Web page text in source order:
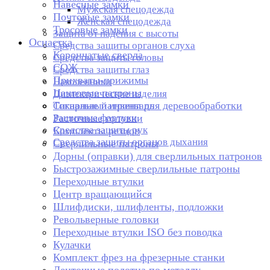
Мужская спецодежда
Женская спецодежда
Защита от падения с высоты
Средства защиты органов слуха
Средства защиты головы
Средства защиты глаз
Наколенники
Диэлектрические изделия
Сигнальный инвентарь
Защитные фартуки
Средства защиты рук
Средства защиты органов дыхания
Навесные замки
Почтовые замки
Тросовые замки
Оснастка
Корончатые сверла
СОЖ
Прихваты-прижимы
Цанговые патроны
Токарные патроны для деревообработки
Расточные головки
Комплекты резцов
Сверлильные патроны
Дорны (оправки) для сверлильных патронов
Быстрозажимные сверлильные патроны
Переходные втулки
Центр вращающийся
Шлифдиски, шлифленты, подложки
Револьверные головки
Переходные втулки ISO без поводка
Кулачки
Комплект фрез на фрезерные станки